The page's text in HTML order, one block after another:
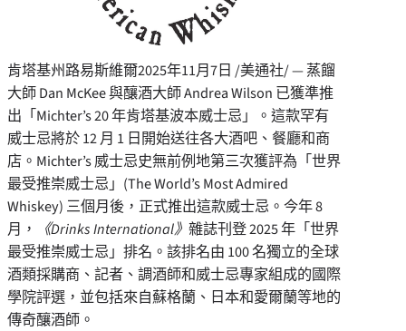
肯塔基州路易斯維爾2025年11月7日 /美通社/ — 蒸餾
大師Dan McKee與釀酒大師Andrea Wilson 已獲準推
出「Michter’s 20 年肯塔基波本威士忌」。這款罕有
威士忌將於 12 月 1 日開始送往各大酒吧、餐廳和商
店。Michter’s 威士忌史無前例地第三次獲評為「世界
最受推崇威士忌」(The World’s Most Admired
Whiskey) 三個月後，正式推出這款威士忌。今年 8
月，
《Drinks International》 雜誌刊登 2025 年「世界
最受推崇威士忌」排名。該排名由 100 名獨立的全球
酒類採購商、記者、調酒師和威士忌專家組成的國際
學院評選，並包括來自蘇格蘭、日本和愛爾蘭等地的
傳奇釀酒師。